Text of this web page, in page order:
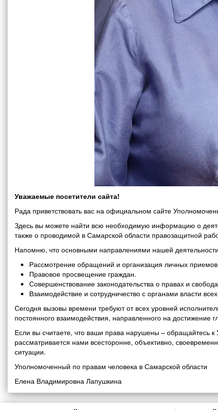
Уважаемые посетители сайта!
Рада приветствовать вас на официальном сайте
Здесь вы можете найти всю необходимую информацию о
также о проводимой в Самарской области правозащитной
Напомню, что основными направлениями нашей
Рассмотрение обращений и организация личных
Правовое просвещение граждан.
Совершенствование законодательства о правах и
Взаимодействие и сотрудничество с органами власти
Сегодня вызовы времени требуют от всех уровней
постоянного взаимодействия, направленного на
Если вы считаете, что ваши права нарушены – обращайтесь
рассматривается нами всесторонне, объективно,
ситуации.
Уполномоченный по правам человека в Самарской области
Елена Владимировна Лапушкина